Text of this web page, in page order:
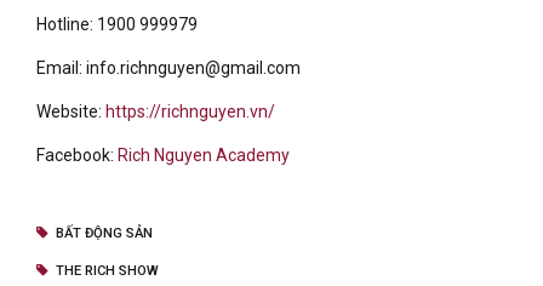
Hotline: 1900 999979
Email: info.richnguyen@gmail.com
Website: https://richnguyen.vn/
Facebook: Rich Nguyen Academy
BẤT ĐỘNG SẢN
THE RICH SHOW